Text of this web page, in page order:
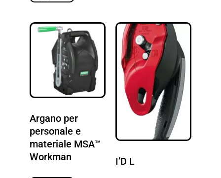
Argano per
personale e
materiale MSA™
Workman
I’D L